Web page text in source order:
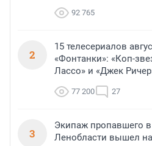
92 765
2
15 телесериалов
«Фонтанки»: «Коп-
Лассо» и «Джек
77 200 27
3
Экипаж пропавшего
Ленобласти вышел